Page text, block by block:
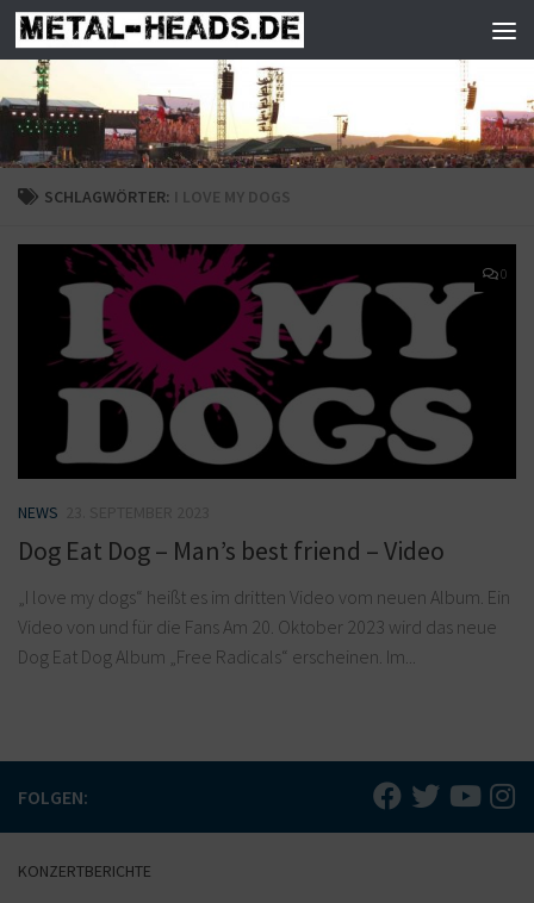
Zum Inhalt springen
SCHLAGWÖRTER: I LOVE MY DOGS
0
NEWS
Dog Eat Dog – Man’s best friend – Video
„I love my dogs“ heißt es im dritten Video vom neuen Album. Ein
Video von und für die Fans Am 20. Oktober 2023 wird das neue
Dog Eat Dog Album „Free Radicals“ erscheinen. Im...
FOLGEN:
KONZERTBERICHTE